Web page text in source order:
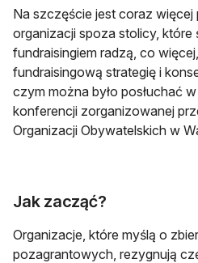
Na szczęście jest coraz więcej
organizacji spoza stolicy, które
fundraisingiem radzą, co
fundraisingową strategię i
czym można było posłuchać
konferencji zorganizowanej
Organizacji Obywatelskich w
Jak zacząć?
Organizacje, które myślą o
pozagrantowych, rezygnują